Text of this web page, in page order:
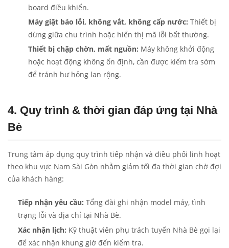
board điều khiển.
Máy giặt báo lỗi, không vắt, không cấp nước: Thiết bị
dừng giữa chu trình hoặc hiển thị mã lỗi bất thường.
Thiết bị chập chờn, mất nguồn: Máy không khởi động
hoặc hoạt động không ổn định, cần được kiểm tra sớm
để tránh hư hỏng lan rộng.
4. Quy trình & thời gian đáp ứng tại Nhà
Bè
Trung tâm áp dụng quy trình tiếp nhận và điều phối linh hoạt
theo khu vực Nam Sài Gòn nhằm giảm tối đa thời gian chờ đợi
của khách hàng:
Tiếp nhận yêu cầu: Tổng đài ghi nhận model máy, tình
trạng lỗi và địa chỉ tại Nhà Bè.
Xác nhận lịch: Kỹ thuật viên phụ trách tuyến Nhà Bè gọi lại
để xác nhận khung giờ đến kiểm tra.